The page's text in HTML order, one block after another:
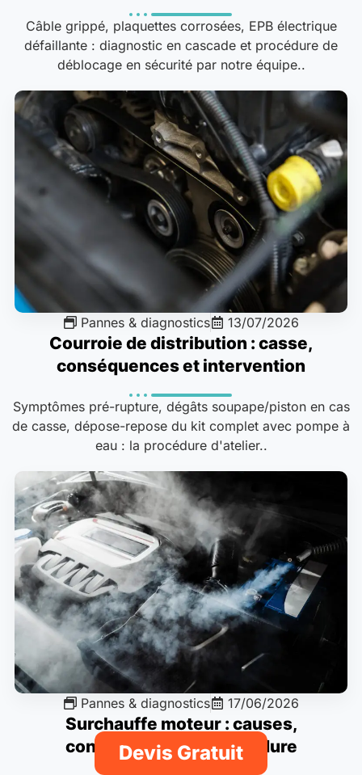
Câble grippé, plaquettes corrosées, EPB électrique
défaillante : diagnostic en cascade et procédure de
déblocage en sécurité par notre équipe..
Pannes & diagnostics 13/07/2026
Courroie de distribution : casse,
conséquences et intervention
Symptômes pré-rupture, dégâts soupape/piston en cas
de casse, dépose-repose du kit complet avec pompe à
eau : la procédure d'atelier..
Pannes & diagnostics 17/06/2026
Surchauffe moteur : causes,
conséquences et procédure
Devis Gratuit